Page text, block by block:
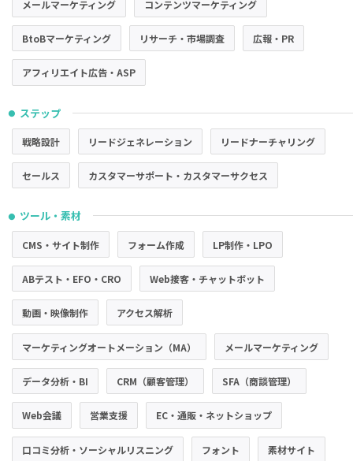
メールマーケティング コンテンツマーケティング
BtoBマーケティング リサーチ・市場調査 広報・PR
アフィリエイト広告・ASP
● ステップ
戦略設計 リードジェネレーション リードナーチャリング
セールス カスタマーサポート・カスタマーサクセス
● ツール・素材
CMS・サイト制作 フォーム作成 LP制作・LPO
ABテスト・EFO・CRO Web接客・チャットボット
動画・映像制作 アクセス解析
マーケティングオートメーション（MA） メールマーケティング
データ分析・BI CRM（顧客管理） SFA（商談管理）
Web会議 営業支援 EC・通販・ネットショップ
口コミ分析・ソーシャルリスニング フォント 素材サイト